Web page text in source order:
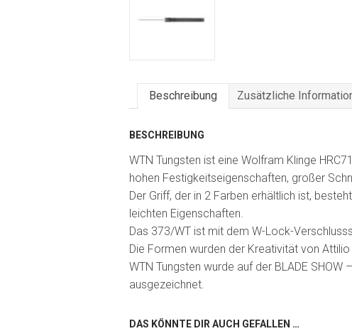
Beschreibung Zusätzliche
BESCHREIBUNG
WTN Tungsten ist eine Wolfram Klinge
hohen Festigkeitseigenschaften, großer
Der Griff, der in 2 Farben erhältlich ist,
leichten Eigenschaften.
Das 373/WT ist mit dem W-Lock-
Die Formen wurden der Kreativität von
WTN Tungsten wurde auf der BLADE
ausgezeichnet.
DAS KÖNNTE DIR AUCH GEFALLEN …